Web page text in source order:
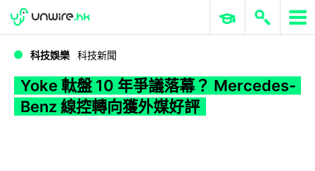
WWDC 2026 ERP 與商業 AI
科技娛樂 科技新聞
Yoke 軚盤 10 年爭議落幕？ Mercedes-
Benz 線控轉向獲外媒好評